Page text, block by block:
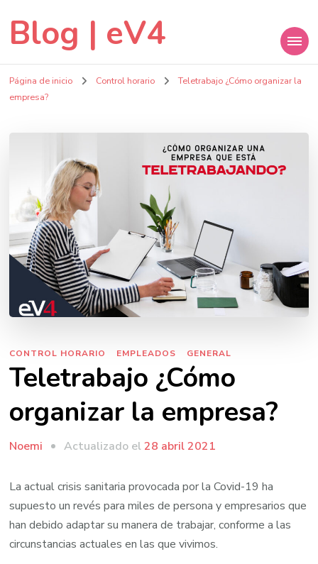
Blog | eV4
Página de inicio Control horario
Teletrabajo ¿Cómo organizar la
empresa?
CONTROL HORARIO EMPLEADOS GENERAL
Teletrabajo ¿Cómo
organizar la empresa?
Noemi Actualizado el28 abril 2021
La actual crisis sanitaria provocada por la Covid-19 ha
supuesto un revés para miles de persona y empresarios que
han debido adaptar su manera de trabajar, conforme a las
circunstancias actuales en las que vivimos.